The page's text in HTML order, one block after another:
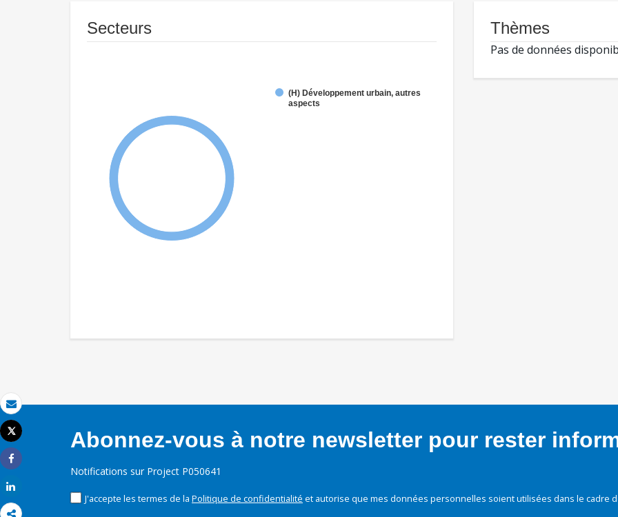
Email
Imprimer
Tweet
Share
Secteurs
(H) Développement urbain, autres
aspects
Thèmes
Pas de données
Abonnez-vous à notre newsletter pour rester
Notifications sur Project P050641
J'accepte les termes de la Politique de confidentialité et autorise que mes données personnelles soient utilisées dans le cadre